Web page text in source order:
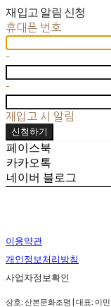
재입고 알림 신청
휴대폰 번호
-
-
재입고 시 알림
신청하기
페이스북
카카오톡
네이버 블로그
이용약관
개인정보처리방침
사업자정보확인
상호: 산본문화조명 | 대표: 이